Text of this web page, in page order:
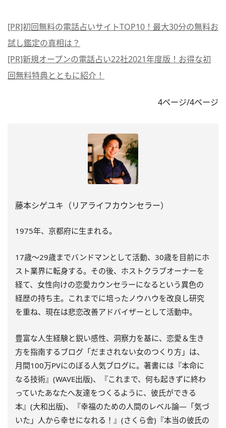
[PR]初回無料の電話占いサイトTOP10！最大30分の無料お
試し鑑定の真相は？
[PR]新規オープンの電話占い22社2021年度版！お得な初
回無料特典とともに紹介！
4ページ/4ページ
藤本シゲユキ（リアライフカウンセラー）
1975年、京都府に生まれる。
17歳～29歳までバンドマンとして活動、30歳を目前にホ
スト業界に転身する。その後、ホストクラブオーナーを
経て、女性向けの恋愛カウンセラーになるという異色の
経歴の持ち主。これまでに培ったノウハウを改良し研究
を重ね、現在は悲恋改善アドバイザーとして活動中。
豊富な人生経験と鋭い感性、洞察力を基に、恋愛＆生き
方を指南するブログ「だまされない女のつくり方」は、
月間100万PVにのぼる人気ブログに。著書には『本命に
なる技術』(WAVE出版)、『これまで、何も起きずに終わ
っていたあなたへ友達をつくるように、彼氏ができる
本』(大和出版)、『幸福のための人間のレベル論―「気づ
いた」人から幸せになれる！』(さくら舎)『本当の彼氏の